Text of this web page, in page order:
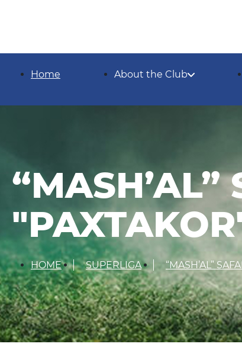
Home About the Club
“MASH’AL”
HOME SUPERLIGA “MASH’AL”